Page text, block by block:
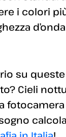
i colori
d’onda
su
Cieli
fotocamera